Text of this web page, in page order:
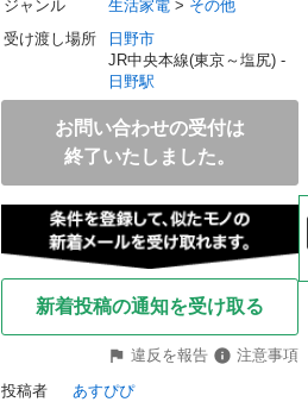
ジャンル 生活家電 > その他
受け渡し場所
日野市
日野駅
お問い合わせの受付は
終了いたしました。
新着投稿の通知を受け取る
違反を報告
注意事項
投稿者
あすぴぴ